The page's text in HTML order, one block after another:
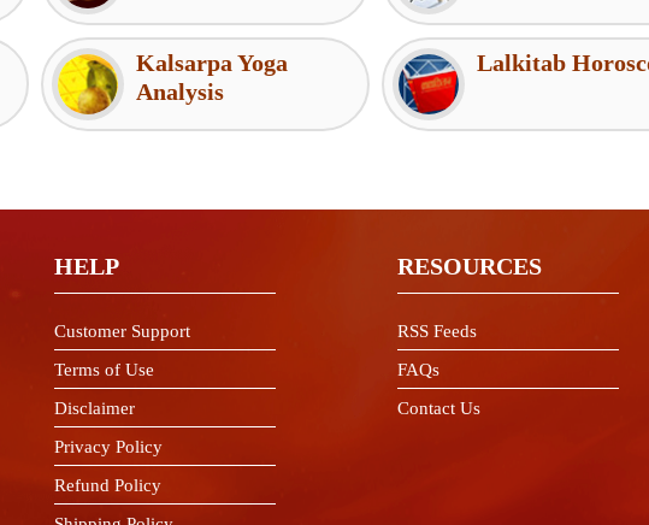
Kalsarpa Yoga
Analysis
Lalkitab
HELP
Customer Support
Terms of Use
Disclaimer
Privacy Policy
Refund Policy
RESOURCES
RSS Feeds
FAQs
Contact Us